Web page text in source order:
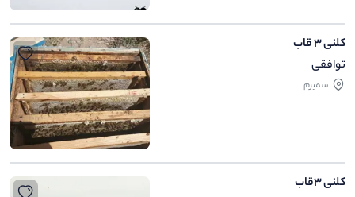
کلنی 3 قاب
توافقی
سمیرم
کلنی 3قاب